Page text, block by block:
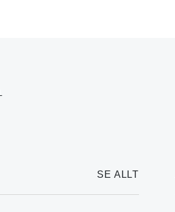
SE ALLT